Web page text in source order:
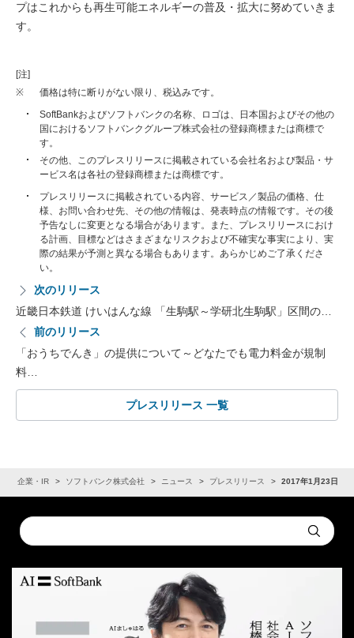
プはこれからも再生可能エネルギーの普及・拡大に努めていきま
す。
[注]
※
価格は特に断りがない限り、税込みです。
SoftBankおよびソフトバンクの名称、ロゴは、日本国およびその他の
国におけるソフトバンクグループ株式会社の登録商標または商標で
す。
その他、このプレスリリースに掲載されている会社名および製品・サ
ービス名は各社の登録商標または商標です。
プレスリリースに掲載されている内容、サービス／製品の価格、仕
様、お問い合わせ先、その他の情報は、発表時点の情報です。その後
予告なしに変更となる場合があります。また、プレスリリースにおけ
る計画、目標などはさまざまなリスクおよび不確実な事実により、実
際の結果が予測と異なる場合もあります。あらかじめご了承くださ
い。
次のリリース
近畿日本鉄道 けいはんな線 「生駒駅～学研北生駒駅」区間の…
前のリリース
「おうちでんき」の提供について～どなたでも電力料金が規制
料…
プレスリリース 一覧
企業・IR ソフトバンク株式会社 ニュース プレスリリース 2017年1月23日
Conduct
a
Submit